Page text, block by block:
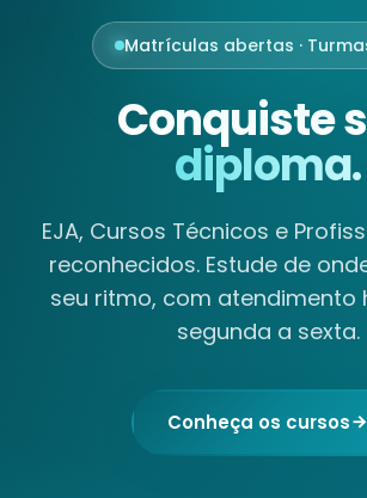
Matrículas abertas ·
Conquiste
diploma.
EJA, Cursos Técnicos e
reconhecidos. Estude de
seu ritmo, com atendimento
segunda a sexta.
Conheça os cursos